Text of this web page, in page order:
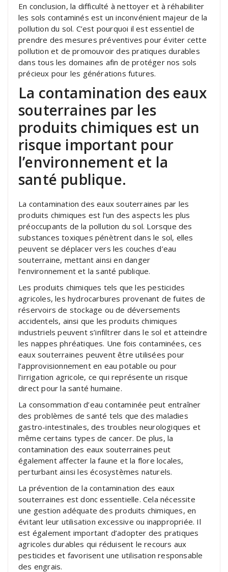
En conclusion, la difficulté à nettoyer et à réhabiliter
les sols contaminés est un inconvénient majeur de la
pollution du sol. C’est pourquoi il est essentiel de
prendre des mesures préventives pour éviter cette
pollution et de promouvoir des pratiques durables
dans tous les domaines afin de protéger nos sols
précieux pour les générations futures.
La contamination des eaux
souterraines par les
produits chimiques est un
risque important pour
l’environnement et la
santé publique.
La contamination des eaux souterraines par les
produits chimiques est l’un des aspects les plus
préoccupants de la pollution du sol. Lorsque des
substances toxiques pénètrent dans le sol, elles
peuvent se déplacer vers les couches d’eau
souterraine, mettant ainsi en danger
l’environnement et la santé publique.
Les produits chimiques tels que les pesticides
agricoles, les hydrocarbures provenant de fuites de
réservoirs de stockage ou de déversements
accidentels, ainsi que les produits chimiques
industriels peuvent s’infiltrer dans le sol et atteindre
les nappes phréatiques. Une fois contaminées, ces
eaux souterraines peuvent être utilisées pour
l’approvisionnement en eau potable ou pour
l’irrigation agricole, ce qui représente un risque
direct pour la santé humaine.
La consommation d’eau contaminée peut entraîner
des problèmes de santé tels que des maladies
gastro-intestinales, des troubles neurologiques et
même certains types de cancer. De plus, la
contamination des eaux souterraines peut
également affecter la faune et la flore locales,
perturbant ainsi les écosystèmes naturels.
La prévention de la contamination des eaux
souterraines est donc essentielle. Cela nécessite
une gestion adéquate des produits chimiques, en
évitant leur utilisation excessive ou inappropriée. Il
est également important d’adopter des pratiques
agricoles durables qui réduisent le recours aux
pesticides et favorisent une utilisation responsable
des engrais.